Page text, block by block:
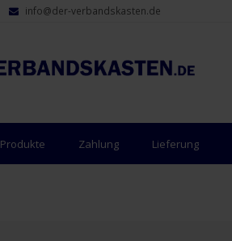
info@der-verbandskasten.de
Produkte Zahlung Lieferung